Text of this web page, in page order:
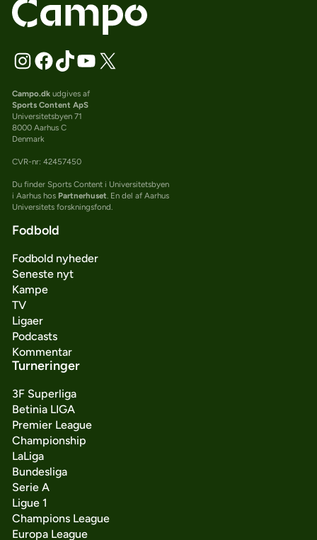
Campo.dkudgives af
Sports Content ApS
Universitetsbyen 71
8000 Aarhus C
Denmark
CVR-nr: 42457450
Du finder Sports Content i Universitetsbyen
i Aarhus hos Partnerhuset . En del af Aarhus
Universitets forskningsfond.
Fodbold
Fodbold nyheder
Seneste nyt
Kampe
TV
Ligaer
Podcasts
Kommentar
Turneringer
3F Superliga
Betinia LIGA
Premier League
Championship
LaLiga
Bundesliga
Serie A
Ligue 1
Champions League
Europa League